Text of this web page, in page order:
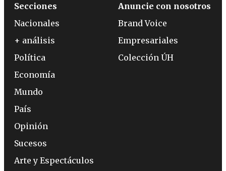
Secciones
Nacionales
+ análisis
Política
Economía
Mundo
País
Opinión
Sucesos
Arte y Espectáculos
Anuncie con nosotros
Brand Voice
Empresariales
Colección ÚH